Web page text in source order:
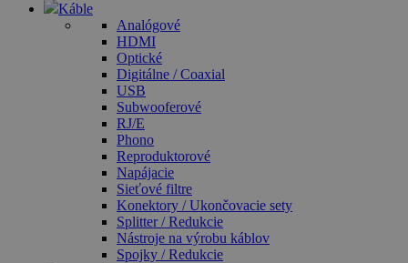
Káble
Analógové
HDMI
Optické
Digitálne / Coaxial
USB
Subwooferové
RJ/E
Phono
Reproduktorové
Napájacie
Sieťové filtre
Konektory / Ukončovacie sety
Splitter / Redukcie
Nástroje na výrobu káblov
Spojky / Redukcie